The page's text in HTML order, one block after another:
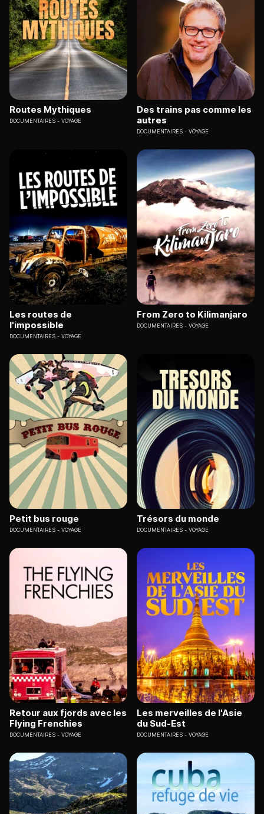
Routes Mythiques
DOCUMENTAIRES VOYAGE
Des trains pas comme les
autres
DOCUMENTAIRES VOYAGE
Les routes de
l'impossible
DOCUMENTAIRES VOYAGE
From Zero to Kilimanjaro
DOCUMENTAIRES VOYAGE
Petit bus rouge
DOCUMENTAIRES VOYAGE
Trésors du monde
DOCUMENTAIRES VOYAGE
Retour aux fjords avec les
Flying Frenchies
DOCUMENTAIRES VOYAGE
Les merveilles de l'Asie
du Sud-Est
DOCUMENTAIRES VOYAGE